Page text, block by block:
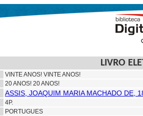
LIVRO
VINTE ANOS! VINTE ANOS!
20 ANOS! 20 ANOS!
ASSIS, JOAQUIM MARIA MACHADO DE,
4P.
PORTUGUES